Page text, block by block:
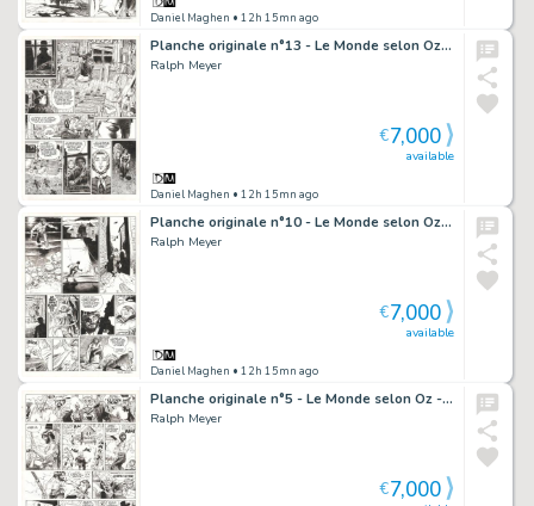
Daniel Maghen • 12h 15mn ago
Planche originale n°13 - Le Monde selon Oz - Undertaker
Ralph Meyer
Daniel Maghen • 12h 15mn ago
available
€7,000
Planche originale n°10 - Le Monde selon Oz - Undertaker
Ralph Meyer
Daniel Maghen • 12h 15mn ago
available
€7,000
Planche originale n°5 - Le Monde selon Oz - Undertaker
Ralph Meyer
€7,000